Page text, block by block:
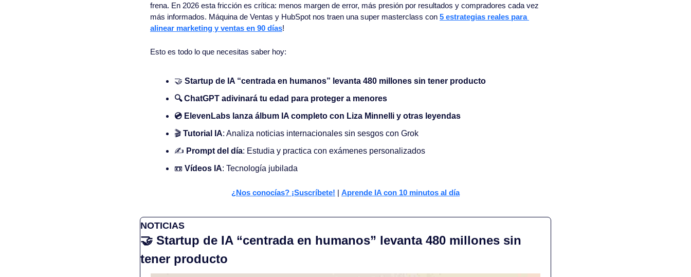
frena. En 2026 esta fricción es crítica: menos margen de error, más presión por resultados y compradores cada vez
más informados. Máquina de Ventas y HubSpot nos traen una super masterclass con 5 estrategias reales para
alinear marketing y ventas en 90 días!
Esto es todo lo que necesitas saber hoy:
🤝 Startup de IA “centrada en humanos” levanta 480 millones sin tener producto
🔍 ChatGPT adivinará tu edad para proteger a menores
💿 ElevenLabs lanza álbum IA completo con Liza Minnelli y otras leyendas
🎬 Tutorial IA: Analiza noticias internacionales sin sesgos con Grok
✍️ Prompt del día: Estudia y practica con exámenes personalizados
📼 Vídeos IA: Tecnología jubilada
¿Nos conocías? ¡Suscríbete! | Aprende IA con 10 minutos al día
NOTICIAS
🤝 Startup de IA “centrada en humanos” levanta 480 millones sin
tener producto